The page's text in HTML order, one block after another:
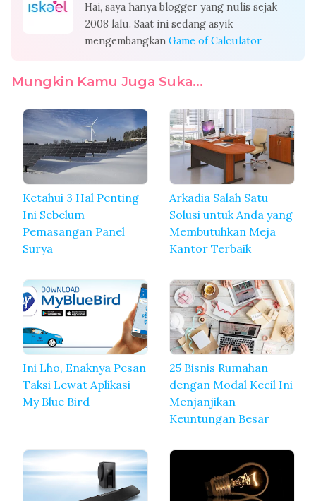
Hai, saya hanya blogger yang nulis sejak
2008 lalu. Saat ini sedang asyik
mengembangkan Game of Calculator
Mungkin Kamu Juga Suka...
Ketahui 3 Hal Penting
Ini Sebelum
Pemasangan Panel
Surya
Arkadia Salah Satu
Solusi untuk Anda yang
Membutuhkan Meja
Kantor Terbaik
Ini Lho, Enaknya Pesan
Taksi Lewat Aplikasi
My Blue Bird
25 Bisnis Rumahan
dengan Modal Kecil Ini
Menjanjikan
Keuntungan Besar